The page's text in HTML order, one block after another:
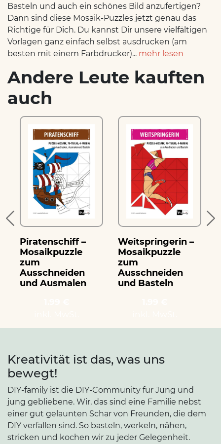
Basteln und auch ein schönes Bild anzufertigen?
Dann sind diese Mosaik-Puzzles jetzt genau das
Richtige für Dich. Du kannst Dir unsere vielfältigen
Vorlagen ganz einfach selbst ausdrucken (am
besten mit einem Farbdrucker)... mehr lesen
Andere Leute kauften
auch
Piratenschiff –
Mosaikpuzzle
zum
Ausschneiden
und Ausmalen
Weitspringerin –
Mosaikpuzzle
zum
Ausschneiden
und Basteln
Kreativität ist das, was uns
bewegt!
DIY-family ist die DIY-Community für Jung und
jung gebliebene. Wir, das sind eine Familie nebst
einer gut gelaunten Schar von Freunden, die dem
DIY verfallen sind. So basteln, werkeln, nähen,
stricken und kochen wir zu jeder Gelegenheit.